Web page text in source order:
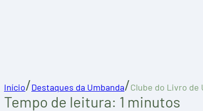
Início/Destaques da Umbanda/Clube do Livro de
Tempo de leitura: 1 minutos